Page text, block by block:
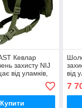
Кевлар
захисту NIJ
від уламків,
пістолетних
Купити
від
7